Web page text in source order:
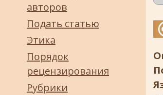
авторов
Подать статью
Этика
Порядок
рецензирования
Рубрики